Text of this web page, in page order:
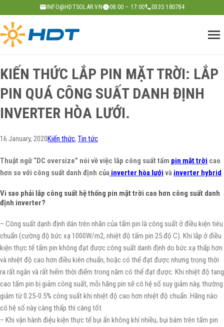
to
content
INFO@HDTSOLAR.VN 08:00 – 17:00 0335 180784
KIẾN THỨC LẮP PIN MẶT TRỜI: LẮP
PIN QUÁ CÔNG SUẤT DANH ĐỊNH
INVERTER HÒA LƯỚI.
16 January, 2020Kiến thức, Tin tức
Thuật ngữ “DC oversize” nói về việc lắp công suất tấm pin mặt trời cao
hơn so với công suất danh định của inverter hòa lưới và inverter hybrid
Vi sao phải lắp công suất hệ thống pin mặt trời cao hơn công suất danh
định inverter?
– Công suất dạnh định dán trên nhãn của tấm pin là công suất ở điều kiện tiêu
chuẩn (cường độ bức xạ 1000W/m2, nhiệt độ tấm pin 25 độ C). Khi lắp ở điều
kiện thực tế tấm pin không đạt được công suất danh định do bức xạ thấp hơn
và nhiệt độ cao hơn điều kiên chuẩn, hoặc có thể đạt được nhưng trong thời
ra rất ngắn và rất hiếm thời điểm trong năm có thể đạt được. Khi nhiệt độ tang
cao tấm pin bị giảm công suất, mỗi hãng pin sẽ có hệ số suy giảm này, thường
giảm từ 0.25-0.5% công suất khi nhiệt độ cao hơn nhiệt độ chuẩn. Hãng nào
có hệ số này càng thấp thì càng tốt.
– Khi vận hành điệu kiện thực tế bụi ẩn không khí nhiều, bụi bám trên tấm pin